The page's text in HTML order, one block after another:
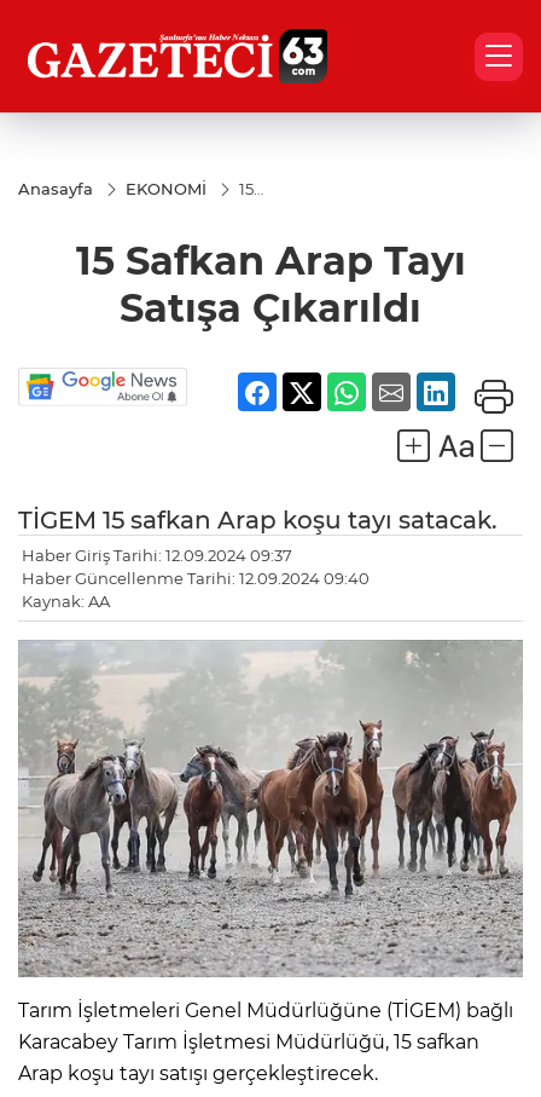
Anasayfa EKONOMİ
15
Satışa
15 Safkan Arap Tayı
Satışa Çıkarıldı
TİGEM 15 safkan Arap koşu tayı satacak.
Haber Giriş Tarihi: 12.09.2024 09:37
Haber Güncellenme Tarihi: 12.09.2024 09:40
Kaynak: AA
Tarım İşletmeleri Genel Müdürlüğüne (TİGEM) bağlı
Karacabey Tarım İşletmesi Müdürlüğü, 15 safkan
Arap koşu tayı satışı gerçekleştirecek.